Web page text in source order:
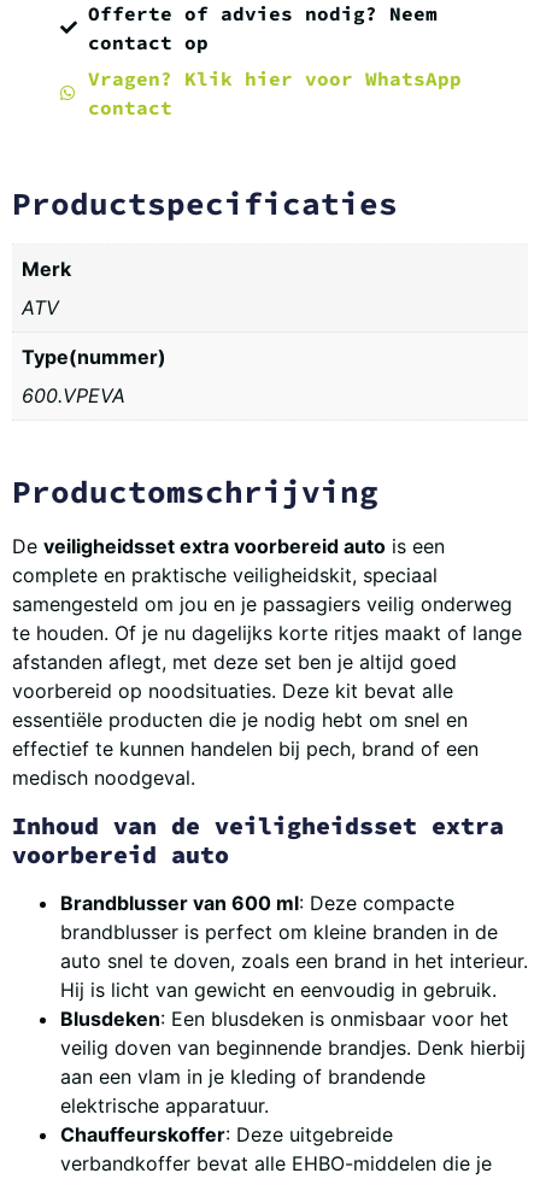
Offerte of advies nodig? Neem
contact op
Vragen? Klik hier voor WhatsApp
contact
Productspecificaties
Merk
ATV
Type(nummer)
600.VPEVA
Productomschrijving
De veiligheidsset extra voorbereid auto is een
complete en praktische veiligheidskit, speciaal
samengesteld om jou en je passagiers veilig onderweg
te houden. Of je nu dagelijks korte ritjes maakt of lange
afstanden aflegt, met deze set ben je altijd goed
voorbereid op noodsituaties. Deze kit bevat alle
essentiële producten die je nodig hebt om snel en
effectief te kunnen handelen bij pech, brand of een
medisch noodgeval.
Inhoud van de veiligheidsset extra
voorbereid auto
Brandblusser van 600 ml: Deze compacte
brandblusser is perfect om kleine branden in de
auto snel te doven, zoals een brand in het interieur.
Hij is licht van gewicht en eenvoudig in gebruik.
Blusdeken: Een blusdeken is onmisbaar voor het
veilig doven van beginnende brandjes. Denk hierbij
aan een vlam in je kleding of brandende
elektrische apparatuur.
Chauffeurskoffer: Deze uitgebreide
verbandkoffer bevat alle EHBO-middelen die je